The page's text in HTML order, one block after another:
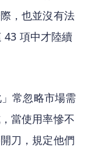
，也並沒有法
43 項中才陸續
常忽略市場需
當使用率慘不
刀，規定他們